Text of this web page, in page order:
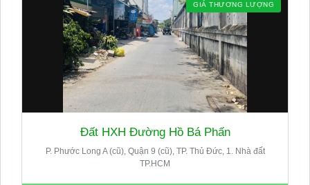
GIÁ THƯƠNG LƯỢNG
Đất HXH Đường Hồ Bá Phấn
P. Phước Long A (cũ), Quận 9 (cũ), TP. Thủ Đức, 1. Nhà đất
TP.HCM